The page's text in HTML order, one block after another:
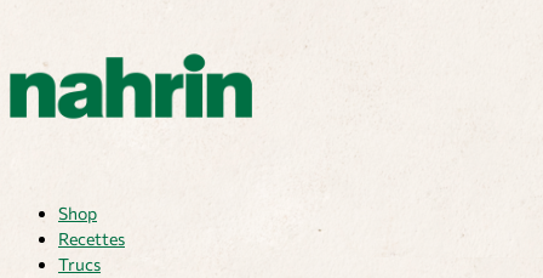
Shop
Recettes
Trucs